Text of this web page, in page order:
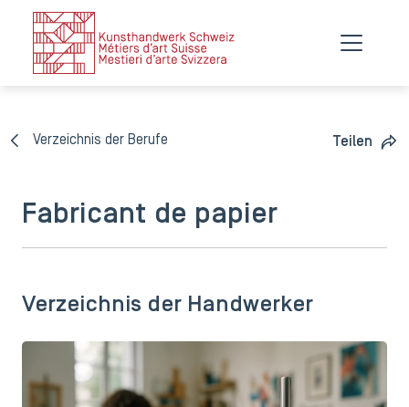
Verzeichnis der Berufe Teilen
Fabricant de papier
Verzeichnis der Handwerker